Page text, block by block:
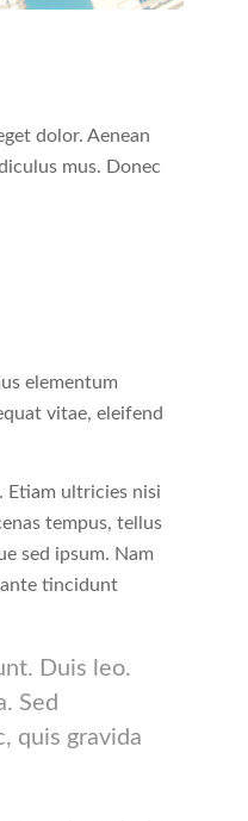
dolor. Aenean
mus. Donec
elementum
vitae, eleifend
Etiam ultricies nisi
tempus, tellus
sed ipsum. Nam
tincidunt
Duis leo.
Sed
quis gravida